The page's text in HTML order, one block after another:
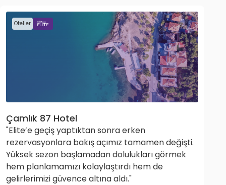
Oteller
Çamlık 87 Hotel
"Elite’e geçiş yaptıktan sonra erken
rezervasyonlara bakış açımız tamamen değişti.
Yüksek sezon başlamadan dolulukları görmek
hem planlamamızı kolaylaştırdı hem de
gelirlerimizi güvence altına aldı."